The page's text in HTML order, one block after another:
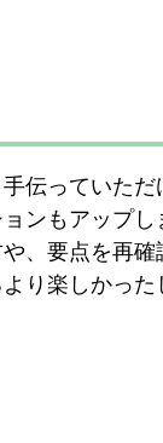
伝っていただ
ンもアップし
、要点を再確
り楽しかった